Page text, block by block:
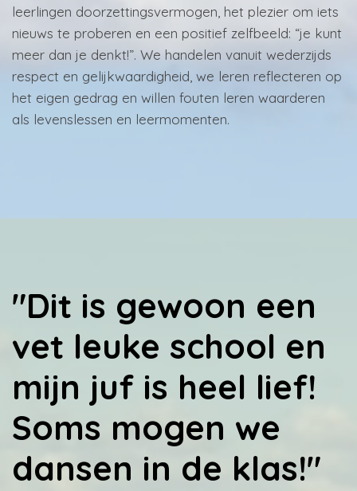
leerlingen doorzettingsvermogen, het plezier om iets
nieuws te proberen en een positief zelfbeeld: “je kunt
meer dan je denkt!”. We handelen vanuit wederzijds
respect en gelijkwaardigheid, we leren reflecteren op
het eigen gedrag en willen fouten leren waarderen
als levenslessen en leermomenten.
"Dit is gewoon een
vet leuke school en
mijn juf is heel lief!
Soms mogen we
dansen in de klas!"